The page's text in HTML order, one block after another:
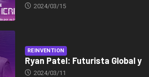
2024/03/15
REINVENTION
Ryan Patel: Futurista Global y
2024/03/11